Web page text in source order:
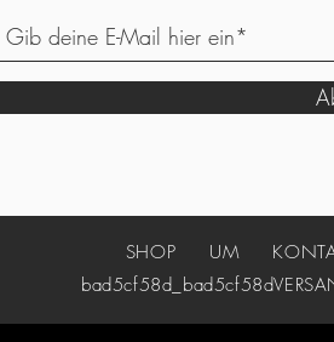
SHOP UM
bad5cf58d_bad5cf58d